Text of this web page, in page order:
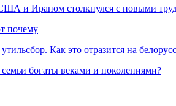
и Ираном столкнулся с новыми
почему
Как это отразится на
богаты веками и поколениями?